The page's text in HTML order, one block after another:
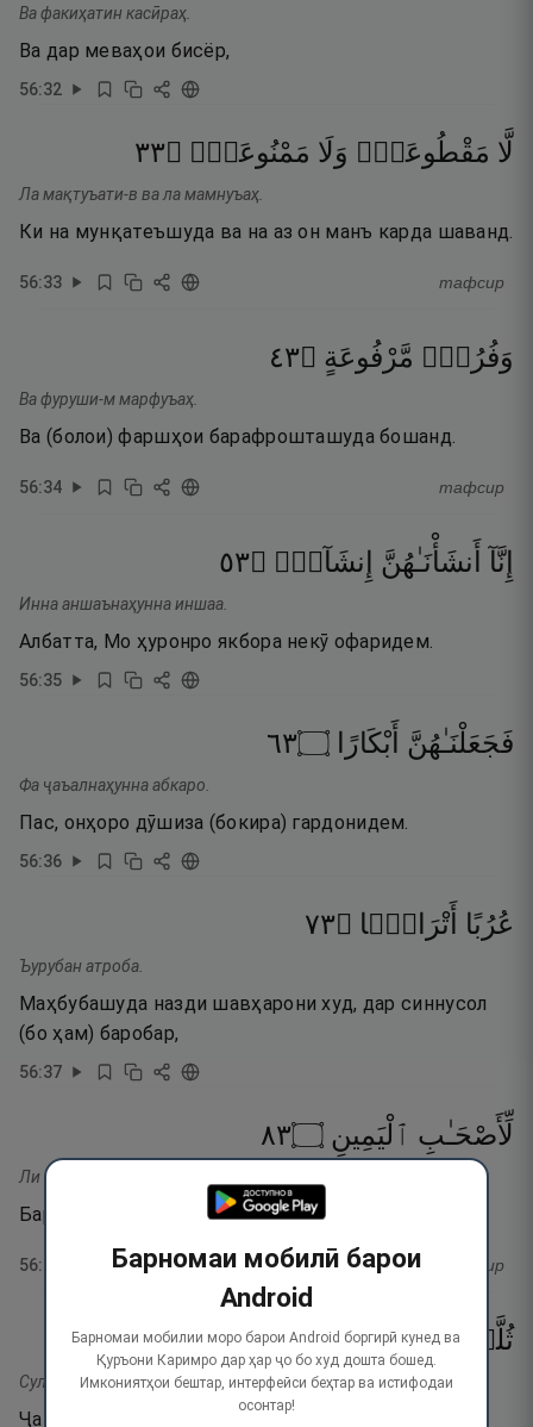
Ва факиҳатин касӣраҳ.
Ва дар меваҳои бисёр,
56:32
لَّا مَقْطُوعَةٍۢ وَلَا مَمْنُوعَةٍۢ ۝٣٣
Ла мақтуъати-в ва ла мамнуъаҳ.
Ки на мунқатеъшуда ва на аз он манъ карда шаванд.
56:33 тафсир
وَفُرُشٍۢ مَّرْفُوعَةٍ ۝٣٤
Ва фуруши-м марфуъаҳ.
Ва (болои) фаршҳои барафрошташуда бошанд.
56:34 тафсир
إِنَّآ أَنشَأْنَـٰهُنَّ إِنشَآءًۭ ۝٣٥
Инна аншаънаҳунна иншаа.
Албатта, Мо ҳуронро якбора некӯ офаридем.
56:35
فَجَعَلْنَـٰهُنَّ أَبْكَارًا ۝٣٦
Фа ҷаъалнаҳунна абкаро.
Пас, онҳоро дӯшиза (бокира) гардонидем.
56:36
عُرُبًا أَتْرَابًۭا ۝٣٧
Ъурубан атроба.
Маҳбубашуда назди шавҳарони худ, дар синнусол
(бо ҳам) баробар,
56:37
لِّأَصْحَـٰبِ ٱلْيَمِينِ ۝٣٨
Ли асҳаби-л-ямӣн.
Барои ашхоси дасти рост,
56: тафсир
ثُلَّةٌۭ مِّنَ ٱلْأَوَّلِينَ ۝٣٩
Суллату-м мина-л-аввалӣн.
Ҷамоъати бисёр аз пешиниёнанд.
Барномаи мобилӣ барои
Android
Барномаи мобилии моро барои Android боргирӣ кунед ва
Қуръони Каримро дар ҳар ҷо бо худ дошта бошед.
Имкониятҳои бештар, интерфейси беҳтар ва истифодаи
осонтар!